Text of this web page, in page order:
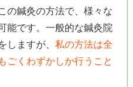
の鍼灸の方法で、様々な
能です。一般的な鍼灸院
しますが、 私の方法は全
ごくわずかしか行うこと